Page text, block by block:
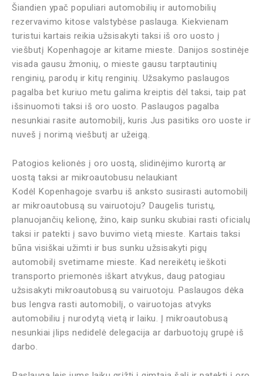
Šiandien ypač populiari automobilių ir automobilių
rezervavimo kitose valstybėse paslauga. Kiekvienam
turistui kartais reikia užsisakyti taksi iš oro uosto į
viešbutį Kopenhagoje ar kitame mieste. Danijos sostinėje
visada gausu žmonių, o mieste gausu tarptautinių
renginių, parodų ir kitų renginių. Užsakymo paslaugos
pagalba bet kuriuo metu galima kreiptis dėl taksi, taip pat
išsinuomoti taksi iš oro uosto. Paslaugos pagalba
nesunkiai rasite automobilį, kuris Jus pasitiks oro uoste ir
nuveš į norimą viešbutį ar užeigą.
Patogios kelionės į oro uostą, slidinėjimo kurortą ar
uostą taksi ar mikroautobusu nelaukiant
Kodėl Kopenhagoje svarbu iš anksto susirasti automobilį
ar mikroautobusą su vairuotoju? Daugelis turistų,
planuojančių kelionę, žino, kaip sunku skubiai rasti oficialų
taksi ir patekti į savo buvimo vietą mieste. Kartais taksi
būna visiškai užimti ir bus sunku užsisakyti pigų
automobilį svetimame mieste. Kad nereikėtų ieškoti
transporto priemonės iškart atvykus, daug patogiau
užsisakyti mikroautobusą su vairuotoju. Paslaugos dėka
bus lengva rasti automobilį, o vairuotojas atvyks
automobiliu į nurodytą vietą ir laiku. Į mikroautobusą
nesunkiai įlips nedidelė delegacija ar darbuotojų grupė iš
darbo.